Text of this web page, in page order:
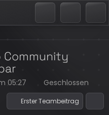
Community
05:27 Geschlossen
Erster Teambeitrag